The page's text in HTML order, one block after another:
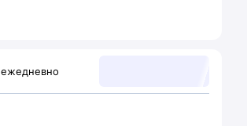
ежедневно